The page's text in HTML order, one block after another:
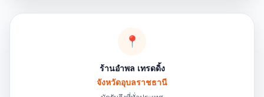
📍
ร้านอำพล เทรดดิ้ง
จังหวัดอุบลราชธานี